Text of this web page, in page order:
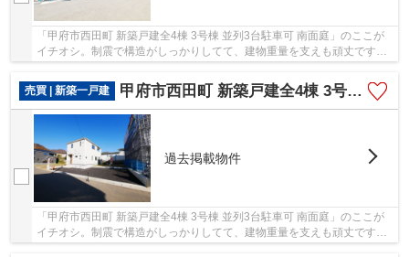
「甲府市西田町 新築戸建全4棟 3号棟 並列3台駐車可 南面庭」のここが
イチオシ。制震で構造がしっかりしてて、建物重量を支えも頑丈です。
売買 | 新築一戸建
甲府市西田町 新築戸建全4棟 3号棟 並列3台駐車可 南面庭
過去掲載物件
「甲府市西田町 新築戸建全4棟 3号棟 並列3台駐車可 南面庭」のここが
イチオシ。制震で構造がしっかりしてて、建物重量を支えも頑丈です。